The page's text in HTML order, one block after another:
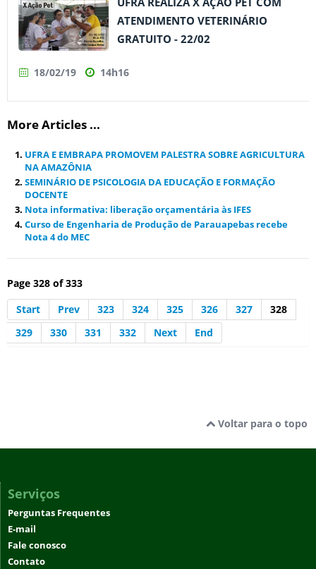
ATENDIMENTO VETERINÁRIO
GRATUITO - 22/02
18/02/19 14h16
More Articles ...
UFRA E EMBRAPA PROMOVEM PALESTRA SOBRE AGRICULTURA
NA AMAZÔNIA
SEMINÁRIO DE PSICOLOGIA DA EDUCAÇÃO E FORMAÇÃO
DOCENTE
Nota informativa: liberação orçamentária às IFES
Curso de Engenharia de Produção de Parauapebas recebe
Nota 4 do MEC
Page 328 of 333
Start
Prev 323 324 325 326 327
328
329
330 331 332 Next End
Voltar para o topo
Serviços
Perguntas Frequentes
E-mail
Fale conosco
Contato